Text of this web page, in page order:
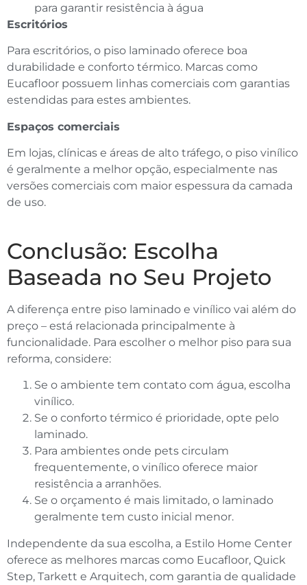
para garantir resistência à água
Escritórios
Para escritórios, o piso laminado oferece boa
durabilidade e conforto térmico. Marcas como
Eucafloor possuem linhas comerciais com garantias
estendidas para estes ambientes.
Espaços comerciais
Em lojas, clínicas e áreas de alto tráfego, o piso vinílico
é geralmente a melhor opção, especialmente nas
versões comerciais com maior espessura da camada
de uso.
Conclusão: Escolha
Baseada no Seu Projeto
A diferença entre piso laminado e vinílico vai além do
preço – está relacionada principalmente à
funcionalidade. Para escolher o melhor piso para sua
reforma, considere:
Se o ambiente tem contato com água, escolha
vinílico.
Se o conforto térmico é prioridade, opte pelo
laminado.
Para ambientes onde pets circulam
frequentemente, o vinílico oferece maior
resistência a arranhões.
Se o orçamento é mais limitado, o laminado
geralmente tem custo inicial menor.
Independente da sua escolha, a Estilo Home Center
oferece as melhores marcas como Eucafloor, Quick
Step, Tarkett e Arquitech, com garantia de qualidade